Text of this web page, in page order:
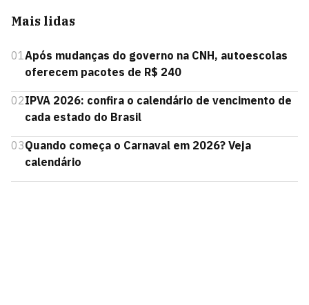
Mais lidas
01Após mudanças do governo na CNH, autoescolas
oferecem pacotes de R$ 240
02IPVA 2026: confira o calendário de vencimento de
cada estado do Brasil
03Quando começa o Carnaval em 2026? Veja
calendário